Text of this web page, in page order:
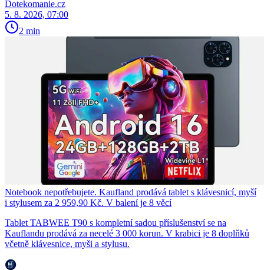
Dotekomanie.cz
5. 8. 2026, 07:00
2 min
Notebook nepotřebujete. Kaufland prodává tablet s klávesnicí, myší
i stylusem za 2 959,90 Kč. V balení je 8 věcí
Tablet TABWEE T90 s kompletní sadou příslušenství se na
Kauflandu prodává za necelé 3 000 korun. V krabici je 8 doplňků
včetně klávesnice, myši a stylusu.